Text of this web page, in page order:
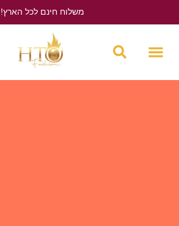
משלוח חינם לכל הארץ!